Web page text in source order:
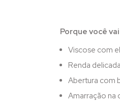
Porque você
Viscose com
Renda
Abertura com
Amarração na